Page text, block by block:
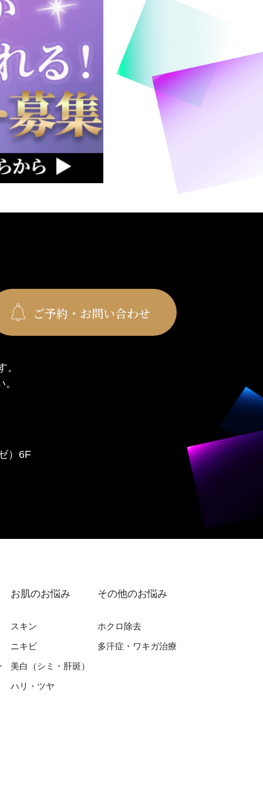
ご予約・お問い合わせ
）6F
お肌のお悩み
スキン
ニキビ
美⽩（シミ・肝斑）
ハリ・ツヤ
その他のお悩み
ホクロ除去
多汗症・ワキガ治療